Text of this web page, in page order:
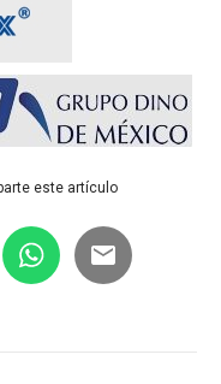
este artículo